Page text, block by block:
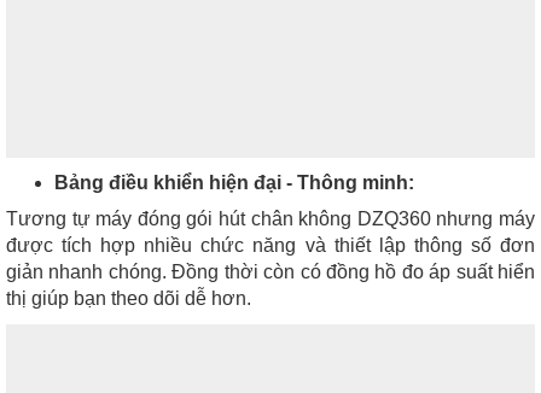
Bảng điều khiển hiện đại - Thông minh:
Tương tự máy đóng gói hút chân không DZQ360nhưng máy
được tích hợp nhiều chức năng và thiết lập thông số đơn
giản nhanh chóng. Đồng thời còn có đồng hồ đo áp suất hiển
thị giúp bạn theo dõi dễ hơn.